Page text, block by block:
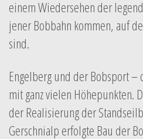
einem Wiedersehen der
jener Bobbahn kommen, auf
sind.
Engelberg und der Bobsport –
mit ganz vielen Höhepunkten.
der Realisierung der
Gerschnialp erfolgte Bau der